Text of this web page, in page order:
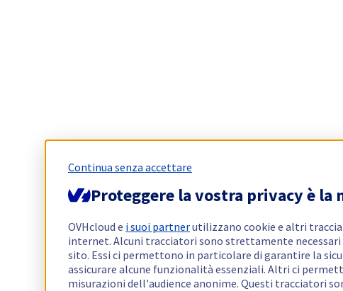
Continua senza accettare
Proteggere la vostra privacy è
OVHcloud e i suoi partnerutilizzano cookie e altri
internet. Alcuni tracciatori sono strettamente
sito. Essi ci permettono in particolare di garantire la
assicurare alcune funzionalità essenziali. Altri ci
misurazioni dell'audience anonime. Questi tracciatori